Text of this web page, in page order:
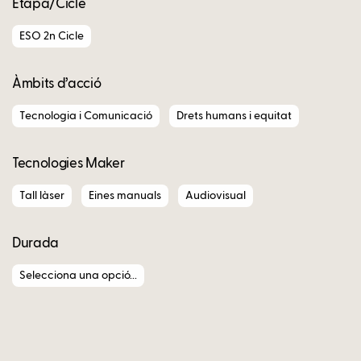
Etapa/Cicle
ESO 2n Cicle
Àmbits d’acció
Tecnologia i Comunicació Drets humans i equitat
Tecnologies Maker
Tall làser Eines manuals Audiovisual
Durada
Selecciona una opció...